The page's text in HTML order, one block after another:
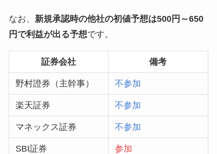
なお、 新規承認時の他社の初値予想は500円～650
円で利益が出る予想です。
証券会社 備考
野村證券（主幹事） 不参加
楽天証券 不参加
マネックス証券 不参加
SBI証券 参加